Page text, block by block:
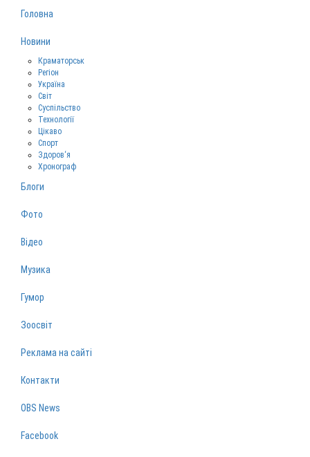
Головна
Новини
Краматорськ
Регіон
Україна
Світ
Суспільство
Технології
Цікаво
Спорт
Здоров‘я
Хронограф
Блоги
Фото
Відео
Музика
Гумор
Зоосвіт
Реклама на сайті
Контакти
OBS News
Facebook